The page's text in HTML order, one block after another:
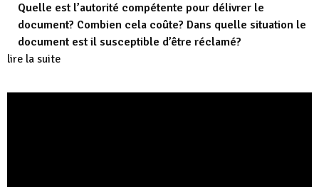
Quelle est l’autorité compétente pour délivrer le
document? Combien cela coûte? Dans quelle situation le
document est il susceptible d’être réclamé?
lire la suite